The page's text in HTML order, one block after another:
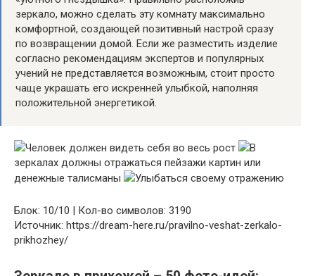
зеркало, можно сделать эту комнату максимально
комфортной, создающей позитивный настрой сразу
по возвращении домой. Если же разместить изделие
согласно рекомендациям экспертов и популярных
учений не представляется возможным, стоит просто
чаще украшать его искренней улыбкой, наполняя
положительной энергетикой.
Человек должен видеть себя во весь рост
В
зеркалах должны отражаться пейзажи картин или
денежные талисманы
Улыбаться своему отражению
Блок: 10/10 | Кол-во символов: 3190
Источник: https://dream-here.ru/pravilno-veshat-zerkalo-
prikhozhey/